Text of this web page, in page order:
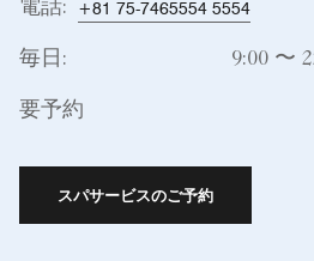
電話: +81 75-7465554 5554
毎日: 9:00 〜
要予約
スパサービスのご予約